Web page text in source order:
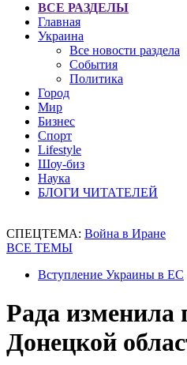
ВСЕ РАЗДЕЛЫ
Главная
Украина
Все новости раздела
События
Политика
Город
Мир
Бизнес
Спорт
Lifestyle
Шоу-биз
Наука
БЛОГИ ЧИТАТЕЛЕЙ
СПЕЦТЕМА: Война в Иране
ВСЕ ТЕМЫ
Вступление Украины в ЕС
Рада изменила
Донецкой